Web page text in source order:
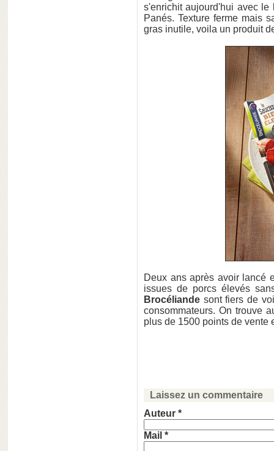
s'enrichit aujourd'hui avec le
Panés. Texture ferme mais
gras inutile, voila un produit
Deux ans après avoir lancé
issues de porcs élevés
Brocéliande sont fiers de
consommateurs. On trouve
plus de 1500 points de vente
Laissez un commentaire
Auteur *
Mail *